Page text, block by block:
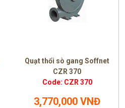
Quạt thổi sò gang Soffnet
CZR 370
Code: CZR 370
3,770,000 VNĐ